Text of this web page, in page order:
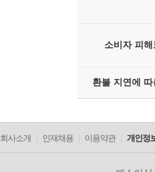
소비자 피해
환불 지연에
회사소개 인재채용 이용약관 개인정